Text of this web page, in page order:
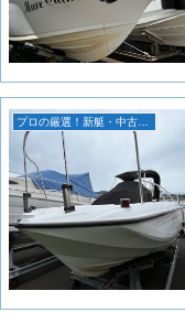
プロの厳選！新艇・中古艇情報！